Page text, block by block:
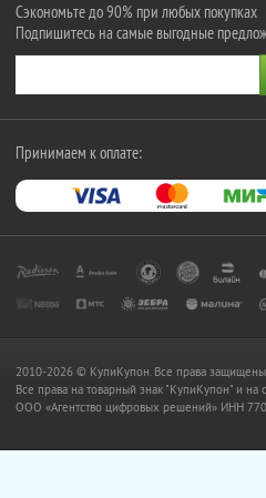
Сэкономьте до 90% при любых покупках
Подпишитесь на самые выгодные
Принимаем к оплате:
2010-2026 © КупиКупон. Все права защищены.
Все права на товарный знак "КупиКупон" и
OOO «Агентство цифровых решений» ИНН